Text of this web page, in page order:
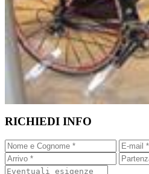
RICHIEDI INFO